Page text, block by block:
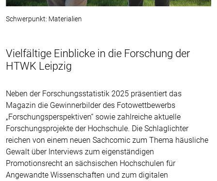
Schwerpunkt: Materialien
Vielfältige Einblicke in die Forschung der
HTWK Leipzig
Neben der Forschungsstatistik 2025 präsentiert das
Magazin die Gewinnerbilder des Fotowettbewerbs
„Forschungsperspektiven“ sowie zahlreiche aktuelle
Forschungsprojekte der Hochschule. Die Schlaglichter
reichen von einem neuen Sachcomic zum Thema häusliche
Gewalt über Interviews zum eigenständigen
Promotionsrecht an sächsischen Hochschulen für
Angewandte Wissenschaften und zum digitalen